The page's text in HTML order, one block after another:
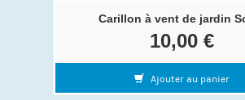
Carillon à vent de jardin
10,00 €
Ajouter au panier